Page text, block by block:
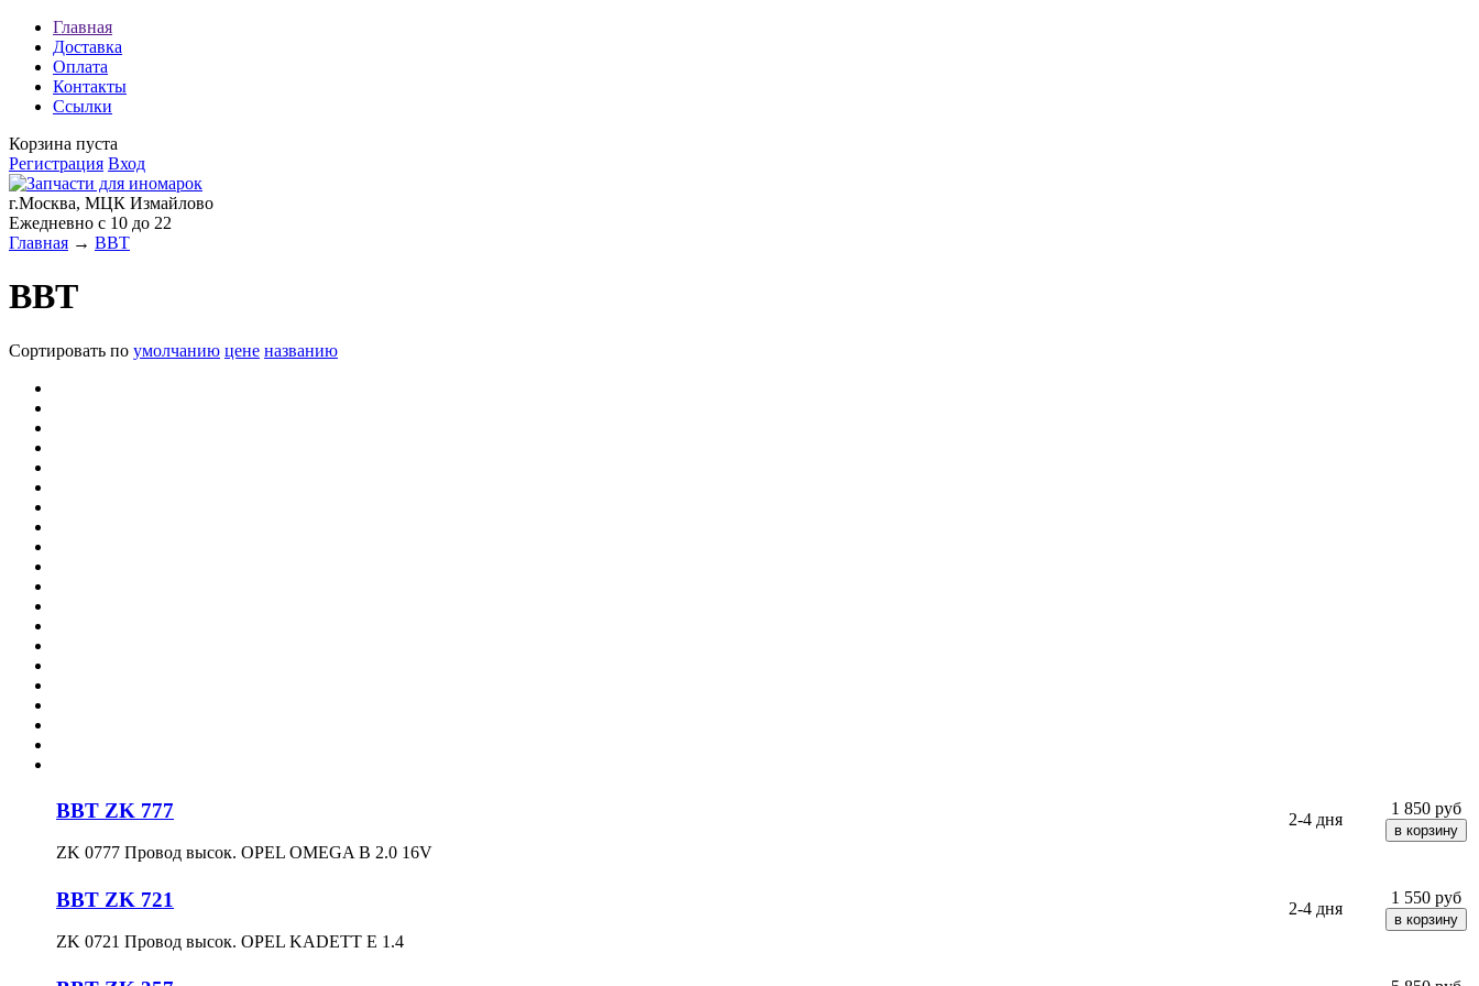
Главная
Доставка
Оплата
Контакты
Ссылки
Корзина пуста
Регистрация Вход
г.Москва, МЦК Измайлово
Ежедневно с 10 до 22
Главная → BBT
BBT
Сортировать по умолчанию цене названию
BBT ZK 777
ZK 0777 Провoд высок. OPEL OMEGA B 2.0 16V
2-4 дня
1 850 руб
BBT ZK 721
ZK 0721 Провoд высок. OPEL KADETT E 1.4
2-4 дня
1 550 руб